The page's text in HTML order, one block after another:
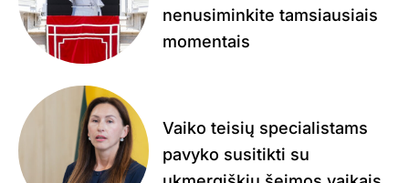
nenusiminkite tamsiausiais
momentais
Vaiko teisių specialistams
pavyko susitikti su